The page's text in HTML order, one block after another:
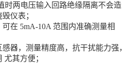
时两电压输入回路绝缘隔离不会造
仪表；
在 5mA-10A 范围内准确测量相
器，测量精度高，抗干扰能力强，
尤其方便；